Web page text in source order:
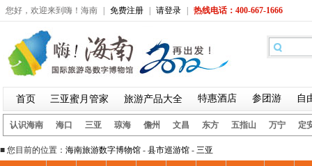
您好，欢迎来到嗨！海南 免费注册 请登录 热线电话：400-667-1666
首页 三亚蜜月管家 旅游产品大全 特惠酒店 参团游 自
认识海南 海口 三亚 琼海 儋州 文昌 东方 五指山 万宁 定
■ 您目前的位置： 海南旅游数字博物馆 - 县市巡游馆 - 三亚